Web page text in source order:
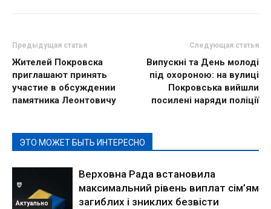
Предыдущая статья
Жителей Покровска
приглашают принять
участие в обсуждении
памятника Леонтовичу
Следующая статья
Випускні та День молоді
під охороною: на вулиці
Покровська вийшли
посилені наряди поліції
ЭТО МОЖЕТ БЫТЬ ИНТЕРЕСНО
Актуально
Верховна Рада встановила
максимальний рівень виплат сім’ям
загиблих і зниклих безвісти